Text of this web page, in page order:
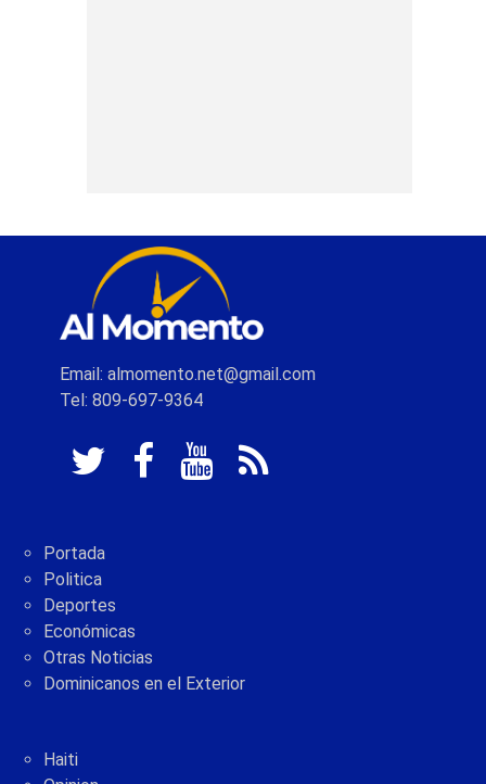
Email: almomento.net@gmail.com
Tel: 809-697-9364
Portada
Politica
Deportes
Económicas
Otras Noticias
Dominicanos en el Exterior
Haiti